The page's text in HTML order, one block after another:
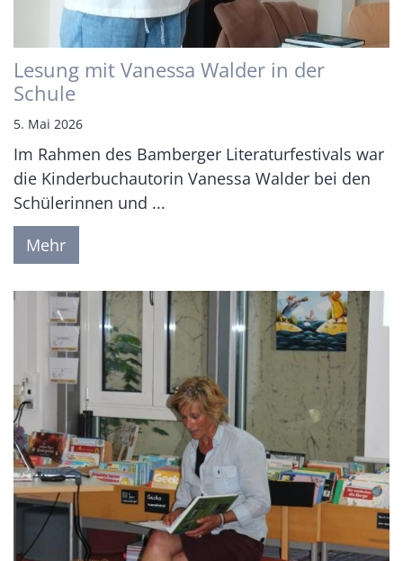
Lesung mit Vanessa Walder in der
Schule
5. Mai 2026
Im Rahmen des Bamberger Literaturfestivals war
die Kinderbuchautorin Vanessa Walder bei den
Schülerinnen und ...
Mehr